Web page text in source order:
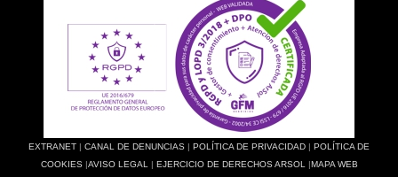
EXTRANET | CANAL DE DENUNCIAS | POLÍTICA DE PRIVACIDAD | POLÍTICA DE
COOKIES|AVISO LEGAL | EJERCICIO DE DERECHOS ARSOL |MAPA WEB